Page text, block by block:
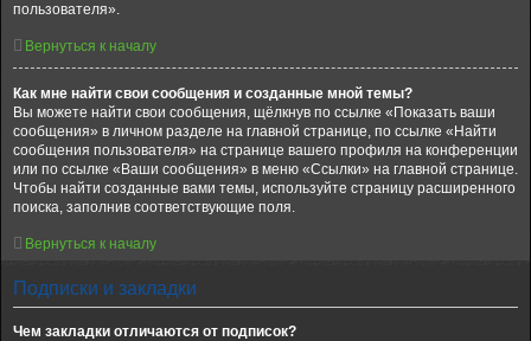
пользователя».
Вернуться к началу
Как мне найти свои сообщения и созданные мной темы?
Вы можете найти свои сообщения, щёлкнув по ссылке «Показать ваши
сообщения» в личном разделе на главной странице, по ссылке «Найти
сообщения пользователя» на странице вашего профиля на конференции
или по ссылке «Ваши сообщения» в меню «Ссылки» на главной странице.
Чтобы найти созданные вами темы, используйте страницу расширенного
поиска, заполнив соответствующие поля.
Вернуться к началу
Подписки и закладки
Чем закладки отличаются от подписок?